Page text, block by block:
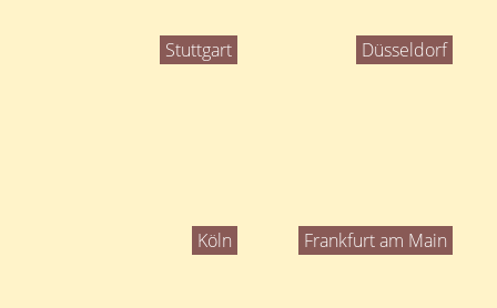
Stuttgart Düsseldorf
Köln Frankfurt am Main